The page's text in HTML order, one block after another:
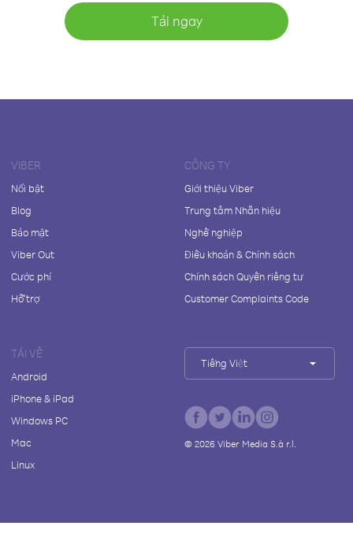
Tải ngay
VIBER
Nổi bật
Blog
Bảo mật
Viber Out
Cước phí
Hỗ trợ
CÔNG TY
Giới thiệu Viber
Trung tâm Nhãn hiệu
Nghề nghiệp
Điều khoản & Chính sách
Chính sách Quyền riêng tư
Customer Complaints Code
TẢI VỀ
Android
iPhone & iPad
Windows PC
Mac
Linux
Tiếng Việt
© 2026Viber Media S.à r.l.